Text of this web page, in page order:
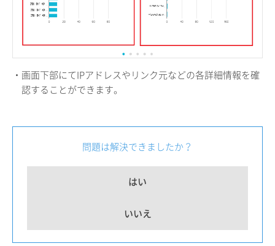
・画面下部にてIPアドレスやリンク元などの各詳細情報を確
認することができます。
問題は解決できましたか？
はい
いいえ